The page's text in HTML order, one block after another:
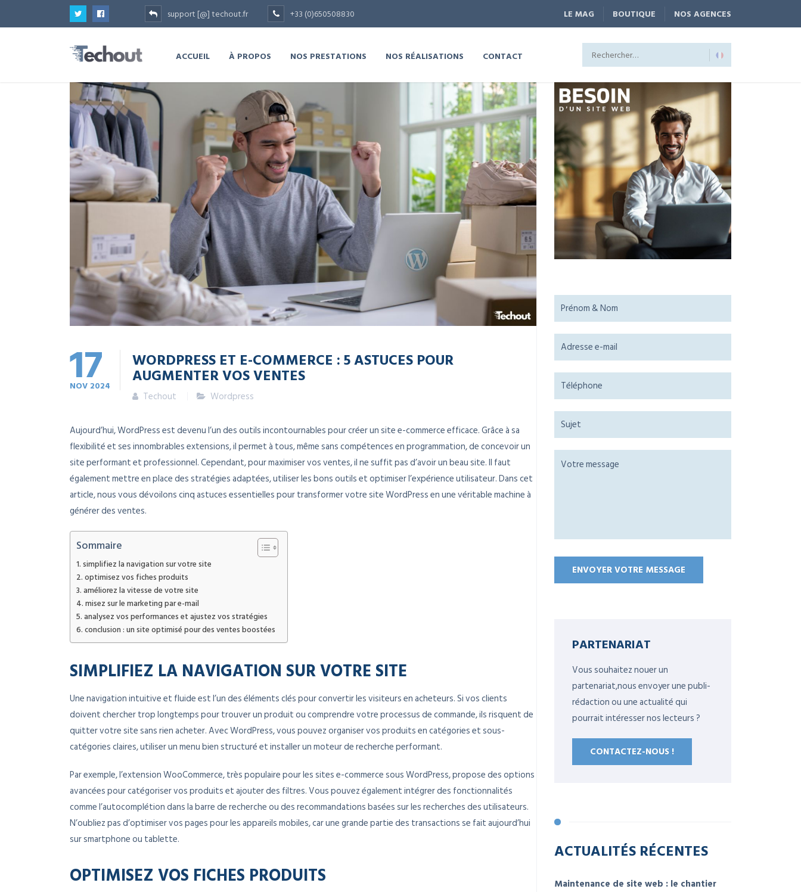
support [@] techout.fr +33 (0)650508830 LE MAG BOUTIQUE NOS AGENCES
ACCUEIL À PROPOS NOS PRESTATIONS NOS RÉALISATIONS CONTACT
17
NOV 2024
WORDPRESS ET E-COMMERCE : 5 ASTUCES POUR
AUGMENTER VOS VENTES
Techout Wordpress
Aujourd’hui, WordPress est devenu l’un des outils incontournables pour créer un site e-commerce efficace. Grâce à sa
flexibilité et ses innombrables extensions, il permet à tous, même sans compétences en programmation, de concevoir un
site performant et professionnel. Cependant, pour maximiser vos ventes, il ne suffit pas d’avoir un beau site. Il faut
également mettre en place des stratégies adaptées, utiliser les bons outils et optimiser l’expérience utilisateur. Dans cet
article, nous vous dévoilons cinq astuces essentielles pour transformer votre site WordPress en une véritable machine à
générer des ventes.
Sommaire
simplifiez la navigation sur votre site
optimisez vos fiches produits
améliorez la vitesse de votre site
misez sur le marketing par e-mail
analysez vos performances et ajustez vos stratégies
conclusion : un site optimisé pour des ventes boostées
SIMPLIFIEZ LA NAVIGATION SUR VOTRE SITE
Une navigation intuitive et fluide est l’un des éléments clés pour convertir les visiteurs en acheteurs. Si vos clients
doivent chercher trop longtemps pour trouver un produit ou comprendre votre processus de commande, ils risquent de
quitter votre site sans rien acheter. Avec WordPress, vous pouvez organiser vos produits en catégories et sous-
catégories claires, utiliser un menu bien structuré et installer un moteur de recherche performant.
Par exemple, l’extension WooCommerce, très populaire pour les sites e-commerce sous WordPress, propose des options
avancées pour catégoriser vos produits et ajouter des filtres. Vous pouvez également intégrer des fonctionnalités
comme l’autocomplétion dans la barre de recherche ou des recommandations basées sur les recherches des utilisateurs.
N’oubliez pas d’optimiser vos pages pour les appareils mobiles, car une grande partie des transactions se fait aujourd’hui
sur smartphone ou tablette.
OPTIMISEZ VOS FICHES PRODUITS
PARTENARIAT
Vous souhaitez nouer un
partenariat,nous envoyer une publi-
rédaction ou une actualité qui
pourrait intéresser nos lecteurs ?
CONTACTEZ-NOUS !
ACTUALITÉS RÉCENTES
Maintenance de site web : le chantier